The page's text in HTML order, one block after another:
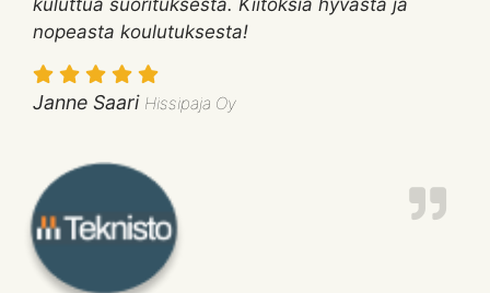
nopeasta koulutuksesta!
Janne Saari Hissipaja Oy